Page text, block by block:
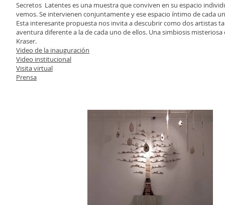
Secretos Latentes es una muestra que conviven en su espacio
vemos. Se intervienen conjuntamente y ese espacio íntimo de cada
Esta interesante propuesta nos invita a descubrir como dos artistas
aventura diferente a la de cada uno de ellos. Una simbiosis
Kraser.
Video de la inauguración
Video institucional
Visita virtual
Prensa